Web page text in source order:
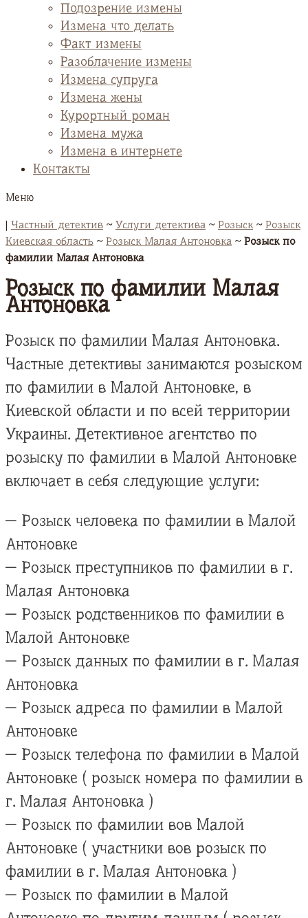
Подозрение измены
Измена что делать
Факт измены
Разоблачение измены
Измена супруга
Измена жены
Курортный роман
Измена мужа
Измена в интернете
Контакты
Меню
| Частный детектив ~ Услуги детектива ~ Розыск~ Розыск
Киевская область ~ Розыск Малая Антоновка ~ Розыск по
фамилии Малая Антоновка
Розыск по фамилии Малая
Антоновка
Розыск по фамилии Малая Антоновка.
Частные детективы занимаются розыском
по фамилии в Малой Антоновке, в
Киевской области и по всей территории
Украины. Детективное агентство по
розыску по фамилии в Малой Антоновке
включает в себя следующие услуги:
— Розыск человека по фамилии в Малой
Антоновке
— Розыск преступников по фамилии в г.
Малая Антоновка
— Розыск родственников по фамилии в
Малой Антоновке
— Розыск данных по фамилии в г. Малая
Антоновка
— Розыск адреса по фамилии в Малой
Антоновке
— Розыск телефона по фамилии в Малой
Антоновке ( розыск номера по фамилии в
г. Малая Антоновка )
— Розыск по фамилии вов Малой
Антоновке ( участники вов розыск по
фамилии в г. Малая Антоновка )
— Розыск по фамилии в Малой